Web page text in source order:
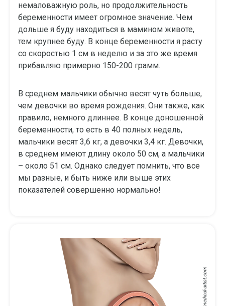
немаловажную роль, но продолжительность
беременности имеет огромное значение. Чем
дольше я буду находиться в мамином животе,
тем крупнее буду. В конце беременности я расту
со скоростью 1 см в неделю и за это же время
прибавляю примерно 150-200 грамм.
В среднем мальчики обычно весят чуть больше,
чем девочки во время рождения. Они также, как
правило, немного длиннее. В конце доношенной
беременности, то есть в 40 полных недель,
мальчики весят 3,6 кг, а девочки 3,4 кг. Девочки,
в среднем имеют длину около 50 см, а мальчики
– около 51 см. Однако следует помнить, что все
мы разные, и быть ниже или выше этих
показателей совершенно нормально!
medical-artist.com